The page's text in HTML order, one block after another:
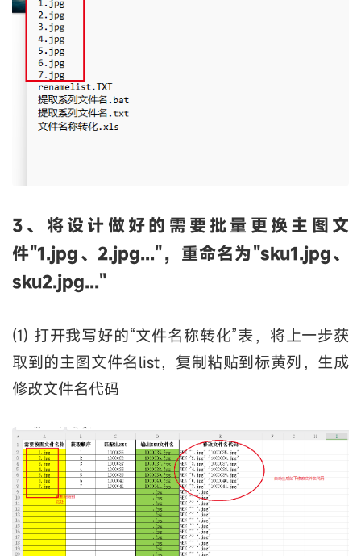
3、将设计做好的需要批量更换主图文
件"1.jpg、2.jpg..."，重命名为"sku1.jpg、
sku2.jpg..."
(1) 打开我写好的“文件名称转化”表，将上一步获
取到的主图文件名list，复制粘贴到标黄列，生成
修改文件名代码